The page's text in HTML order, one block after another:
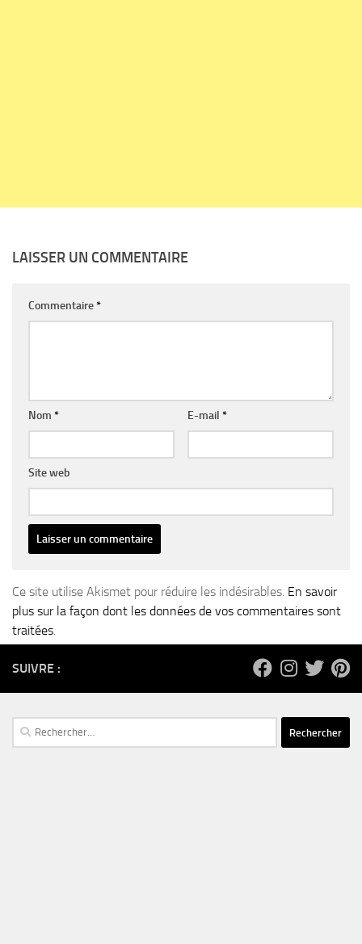
LAISSER UN COMMENTAIRE
Commentaire*
Nom * E-mail *
Site web
Ce site utilise Akismet pour réduire les indésirables. En savoir
plus sur la façon dont les données de vos commentaires sont
traitées.
SUIVRE :
Rechercher :